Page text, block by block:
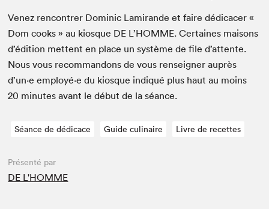
Venez ren­con­tr­er Dominic Lami­rande et faire dédi­cac­er «
Dom cooks » au kiosque DE L’HOMME. Cer­taines maisons
d’édi­tion met­tent en place un sys­tème de file d’at­tente.
Nous vous recom­man­dons de vous ren­seign­er auprès
d’un·e employé·e du kiosque indiqué plus haut au moins
20 min­utes avant le début de la séance.
Séance de dédicace Guide culinaire Livre de recettes
Présenté par
DE L'HOMME